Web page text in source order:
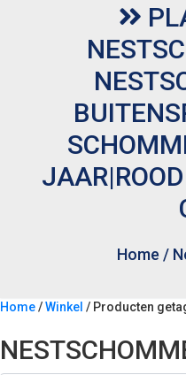
Home /
Home/Winkel / Producten